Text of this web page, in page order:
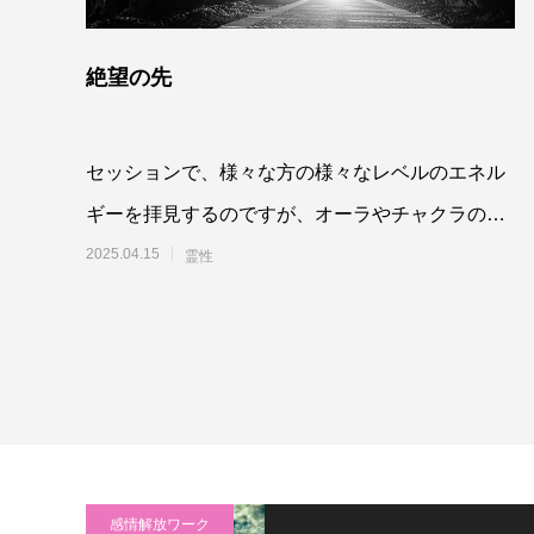
絶望の先
セッションで、様々な方の様々なレベルのエネル
ギーを拝見するのですが、オーラやチャクラの状
態から、もっと奥深く、その方の魂の願いや
2025.04.15 霊性
感情解放ワーク